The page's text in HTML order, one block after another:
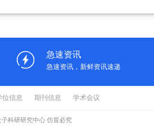
急速资讯
急速资讯，新鲜资讯速递
位信息 期刊信息 学术会议
科研研究中心 仿冒必究